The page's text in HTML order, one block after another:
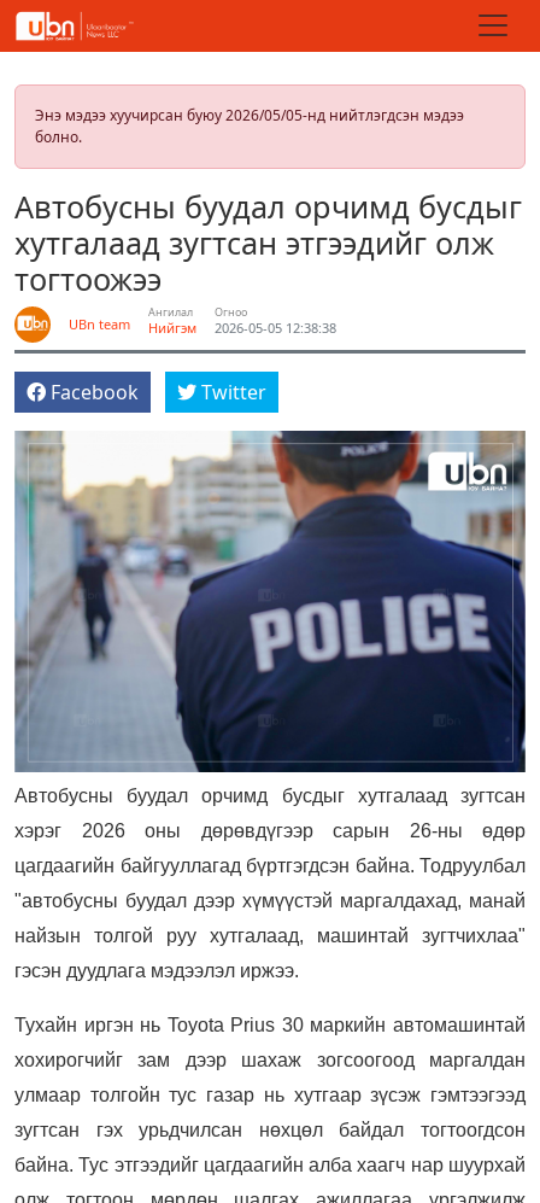
Энэ мэдээ хуучирсан буюу 2026/05/05-нд нийтлэгдсэн мэдээ
болно.
Автобусны буудал орчимд бусдыг
хутгалаад зугтсан этгээдийг олж
тогтоожээ
UBn team
Ангилал
Нийгэм
Огноо
2026-05-05 12:38:38
Facebook Twitter
Автобусны буудал орчимд бусдыг хутгалаад зугтсан
хэрэг 2026 оны дөрөвдүгээр сарын 26-ны өдөр
цагдаагийн байгууллагад бүртгэгдсэн байна. Тодруулбал
"автобусны буудал дээр хүмүүстэй маргалдахад, манай
найзын толгой руу хутгалаад, машинтай зугтчихлаа"
гэсэн дуудлага мэдээлэл иржээ.
Тухайн иргэн нь Toyota Prius 30 маркийн автомашинтай
хохирогчийг зам дээр шахаж зогсоогоод маргалдан
улмаар толгойн тус газар нь хутгаар зүсэж гэмтээгээд
зугтсан гэх урьдчилсан нөхцөл байдал тогтоогдсон
байна. Тус этгээдийг цагдаагийн алба хаагч нар шуурхай